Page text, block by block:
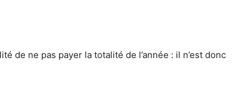
de ne pas payer la totalité de l’année : il n’est donc